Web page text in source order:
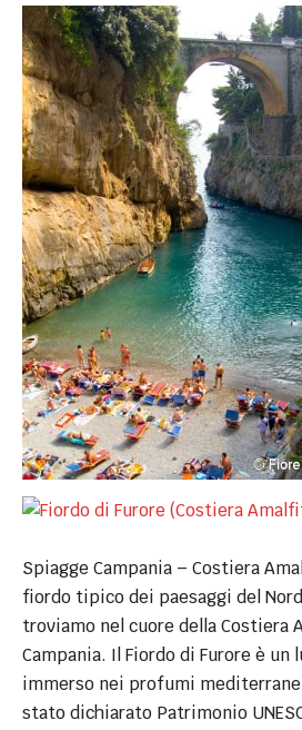
Spiagge Campania – Costiera
fiordo tipico dei paesaggi del
troviamo nel cuore della Costiera
Campania. Il Fiordo di Furore è un
immerso nei profumi
stato dichiarato Patrimonio